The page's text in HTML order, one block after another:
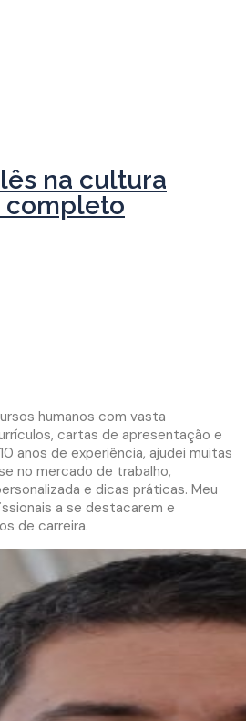
na cultura
completo
humanos com vasta
cartas de apresentação e
anos de experiência, ajudei muitas
no mercado de trabalho,
e dicas práticas. Meu
a se destacarem e
de carreira.